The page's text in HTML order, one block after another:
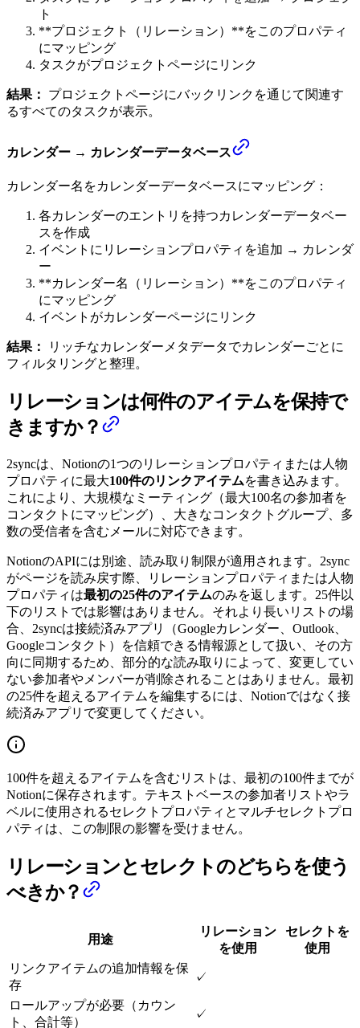
ト
**プロジェクト（リレーション）**をこのプロパティ
にマッピング
タスクがプロジェクトページにリンク
結果：
プロジェクトページにバックリンクを通じて関連す
るすべてのタスクが表示。
カレンダー → カレンダーデータベース
カレンダー名をカレンダーデータベースにマッピング：
各カレンダーのエントリを持つカレンダーデータベー
スを作成
イベントにリレーションプロパティを追加 → カレンダ
ー
**カレンダー名（リレーション）**をこのプロパティ
にマッピング
イベントがカレンダーページにリンク
結果：
リッチなカレンダーメタデータでカレンダーごとに
フィルタリングと整理。
リレーションは何件のアイテムを保持で
きますか？
2syncは、Notionの1つのリレーションプロパティまたは人物
プロパティに最大100件のリンクアイテムを書き込みます。
これにより、大規模なミーティング（最大100名の参加者を
コンタクトにマッピング）、大きなコンタクトグループ、多
数の受信者を含むメールに対応できます。
NotionのAPIには別途、読み取り制限が適用されます。2sync
がページを読み戻す際、リレーションプロパティまたは人物
プロパティは最初の25件のアイテムのみを返します。25件以
下のリストでは影響はありません。それより長いリストの場
合、2syncは接続済みアプリ（Googleカレンダー、Outlook、
Googleコンタクト）を信頼できる情報源として扱い、その方
向に同期するため、部分的な読み取りによって、変更してい
ない参加者やメンバーが削除されることはありません。最初
の25件を超えるアイテムを編集するには、Notionではなく接
続済みアプリで変更してください。
100件を超えるアイテムを含むリストは、最初の100件までが
Notionに保存されます。テキストベースの参加者リストやラ
ベルに使用されるセレクトプロパティとマルチセレクトプロ
パティは、この制限の影響を受けません。
リレーションとセレクトのどちらを使う
べきか？
用途
リレーション
を使用
セレクトを
使用
リンクアイテムの追加情報を保
存
✓
ロールアップが必要（カウン
ト、合計等）
✓